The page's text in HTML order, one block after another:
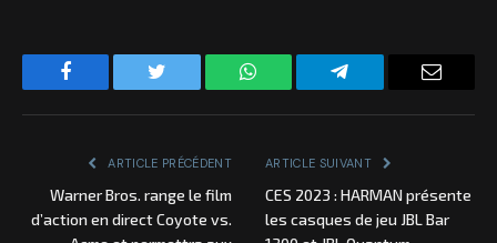
Facebook Twitter WhatsApp Telegram
ARTICLE PRÉCÉDENT
Warner Bros. range le film
d’action en direct Coyote vs.
ARTICLE SUIVANT
CES 2023 : HARMAN présente
les casques de jeu JBL Bar